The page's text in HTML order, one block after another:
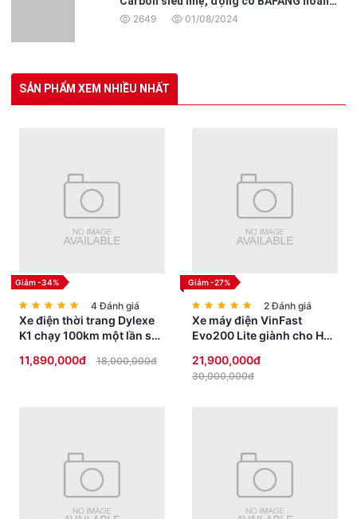
toàn mới
2649 01/08/2024
SẢN PHẨM XEM NHIỀU NHẤT
Giảm -34%
4 Đánh giá
Xe điện thời trang Dylexe
K1 chạy 100km một lần sạc
11,890,000đ 18,000,000đ
Giảm -27%
2 Đánh giá
Xe máy điện VinFast
Evo200 Lite giành cho Học
21,900,000đ
30,000,000đ